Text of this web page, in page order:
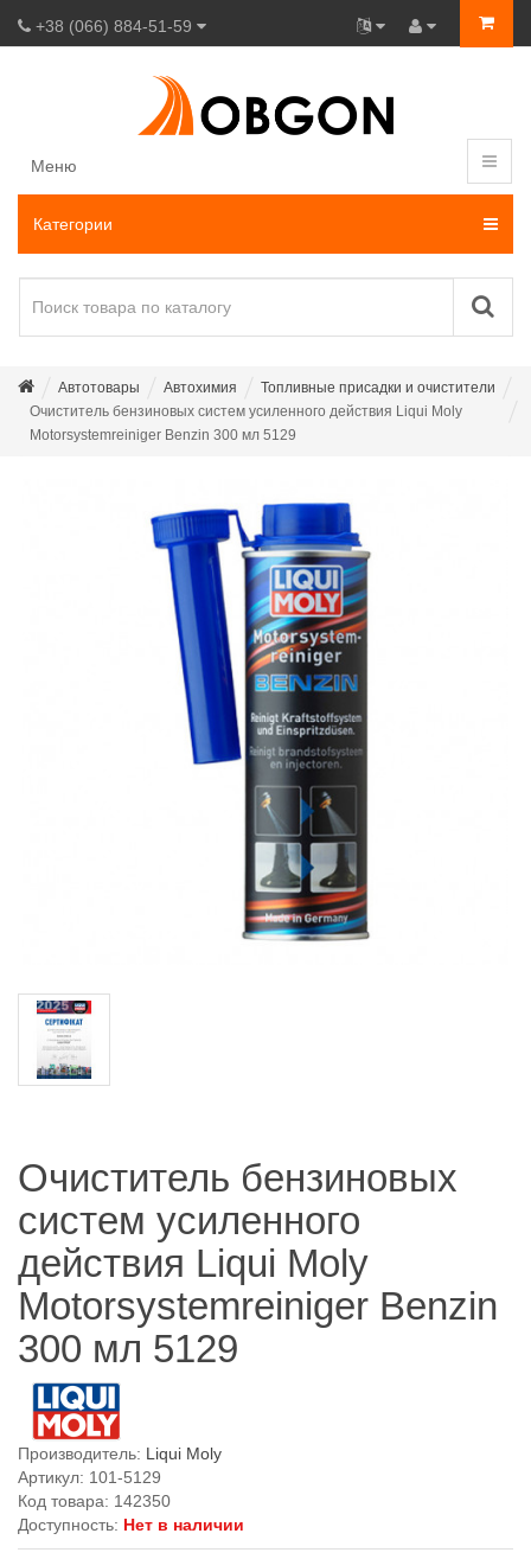
+38 (066) 884-51-59
Меню
Категории
Автотовары Автохимия
Топливные присадки и очистители
Очиститель бензиновых систем усиленного действия Liqui Moly
Motorsystemreiniger Benzin 300 мл 5129
Очиститель бензиновых
систем усиленного
действия Liqui Moly
Motorsystemreiniger Benzin
300 мл 5129
Производитель: Liqui Moly
Артикул: 101-5129
Код товара: 142350
Доступность: Нет в наличии